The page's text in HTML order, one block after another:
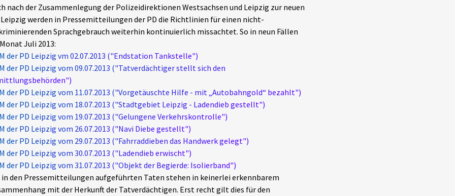
nach der Zusammenlegung der Polizeidirektionen Westsachsen und Leipzig zur neuen
Leipzig werden in Pressemitteilungen der PD die Richtlinien für einen nicht-
Sprachgebrauch weiterhin kontinuierlich missachtet. So in neun Fällen
Juli 2013:
der PD Leipzig vm 02.07.2013 ("Endstation Tankstelle")
der PD Leipzig vom 09.07.2013 ("Tatverdächtiger stellt sich den
der PD Leipzig vom 11.07.2013 ("Vorgetäuschte Hilfe - mit „Autobahngold“ bezahlt")
der PD Leipzig vom 18.07.2013 ("Stadtgebiet Leipzig - Ladendieb gestellt")
der PD Leipzig vom 19.07.2013 ("Gelungene Verkehrskontrolle")
der PD Leipzig vom 26.07.2013 ("Navi Diebe gestellt")
der PD Leipzig vom 29.07.2013 ("Fahrraddieben das Handwerk gelegt")
der PD Leipzig vom 30.07.2013 ("Ladendieb erwischt")
der PD Leipzig vom 31.07.2013 ("Objekt der Begierde: Isolierband")
in den Pressemitteilungen aufgeführten Taten stehen in keinerlei erkennbarem
mit der Herkunft der Tatverdächtigen. Erst recht gilt dies für den